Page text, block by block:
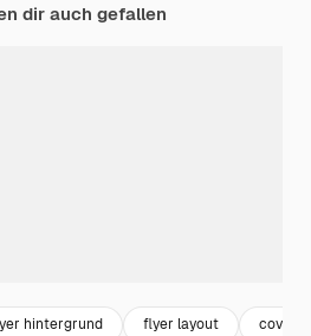
dir auch gefallen
hintergrund flyer layout cover